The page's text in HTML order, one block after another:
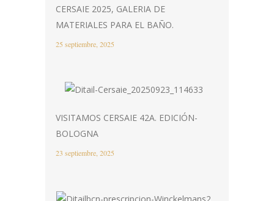
CERSAIE 2025, GALERIA DE
MATERIALES PARA EL BAÑO.
25 septiembre, 2025
VISITAMOS CERSAIE 42A. EDICIÓN-
BOLOGNA
23 septiembre, 2025